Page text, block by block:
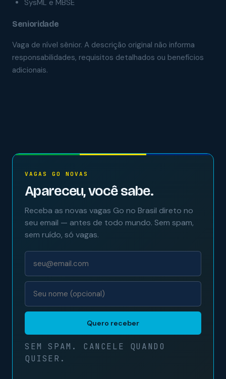
SysML e MBSE
Senioridade
Vaga de nível sênior. A descrição original não informa
responsabilidades, requisitos detalhados ou benefícios
adicionais.
VAGAS GO NOVAS
Apareceu, você sabe.
Receba as novas vagas Go no Brasil direto no
seu email — antes de todo mundo. Sem spam,
sem ruído, só vagas.
Quero receber
SEM SPAM. CANCELE QUANDO
QUISER.